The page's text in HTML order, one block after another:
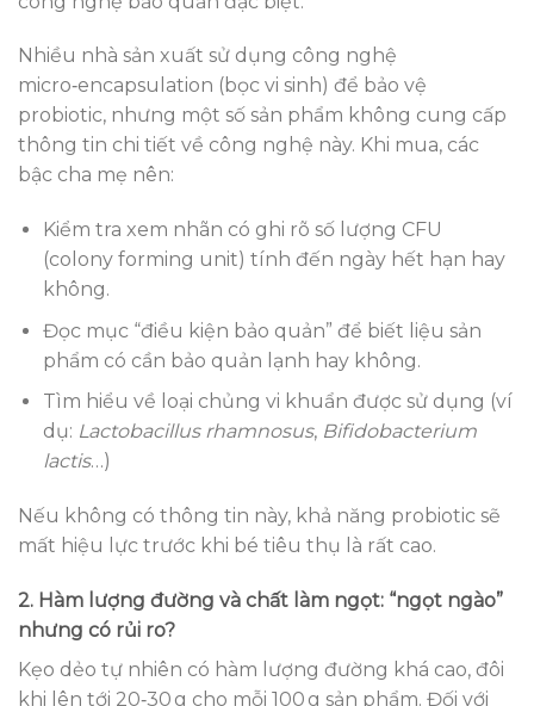
Nhiều nhà sản xuất sử dụng công nghệ
micro‑encapsulation (bọc vi sinh) để bảo vệ
probiotic, nhưng một số sản phẩm không cung cấp
thông tin chi tiết về công nghệ này. Khi mua, các
bậc cha mẹ nên:
Kiểm tra xem nhãn có ghi rõ số lượng CFU
(colony forming unit) tính đến ngày hết hạn hay
không.
Đọc mục “điều kiện bảo quản” để biết liệu sản
phẩm có cần bảo quản lạnh hay không.
Tìm hiểu về loại chủng vi khuẩn được sử dụng (ví
dụ: Lactobacillus rhamnosus, Bifidobacterium
lactis…)
Nếu không có thông tin này, khả năng probiotic sẽ
mất hiệu lực trước khi bé tiêu thụ là rất cao.
2. Hàm lượng đường và chất làm ngọt: “ngọt ngào”
nhưng có rủi ro?
Kẹo dẻo tự nhiên có hàm lượng đường khá cao, đôi
khi lên tới 20‑30 g cho mỗi 100 g sản phẩm. Đối với